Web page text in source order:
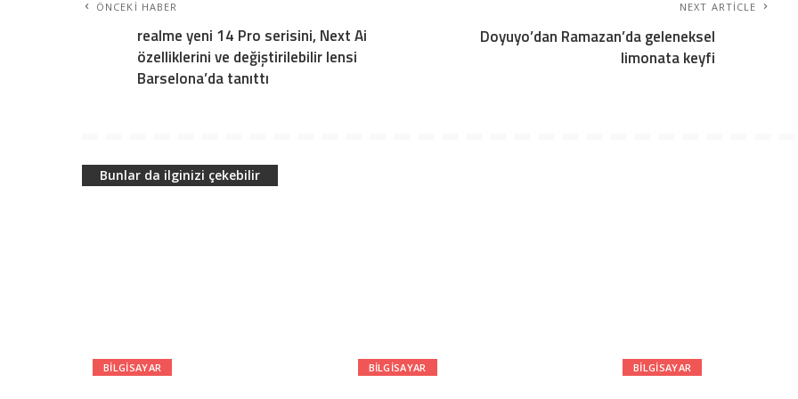
ÖNCEKI HABER
realme yeni 14 Pro serisini, Next Ai
özelliklerini ve değiştirilebilir lensi
Barselona’da tanıttı
NEXT ARTICLE
Doyuyo’dan Ramazan’da geleneksel
limonata keyfi
Bunlar da ilginizi çekebilir
BILGISAYAR BILGISAYAR BILGISAYAR